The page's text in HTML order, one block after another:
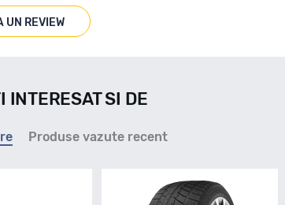
UN REVIEW
INTERESAT SI DE
Produse vazute recent